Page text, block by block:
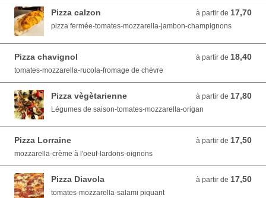
Pizza calzon à partir de 17,70
à partir de 17,70 EUR
pizza fermée-tomates-mozzarella-jambon-champignons
Pizza chavignol à partir de 18,40
à partir de 18,40 EUR
tomates-mozzarella-rucola-fromage de chèvre
Pizza vègètarienne à partir de 17,80
à partir de 17,80 EUR
Légumes de saison-tomates-mozzarella-origan
Pizza Lorraine à partir de 17,50
à partir de 17,50 EUR
mozzarella-crème à l'oeuf-lardons-oignons
Pizza Diavola à partir de 17,50
à partir de 17,50 EUR
tomates-mozzarella-salami piquant